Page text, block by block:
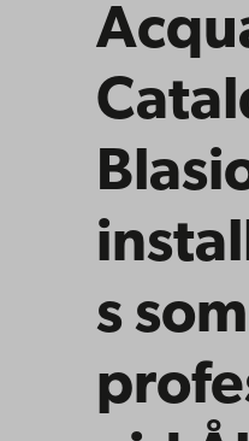
s som